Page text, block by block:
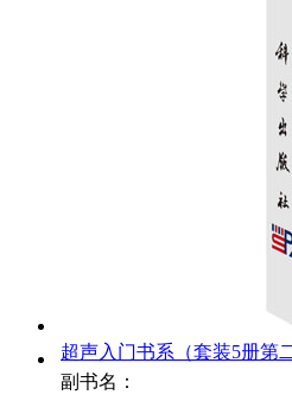
超声入门书系（套装5册第
副书名：